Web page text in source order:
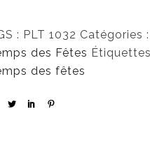
: PLT 1032 Catégories
des Fêtes
des fêtes